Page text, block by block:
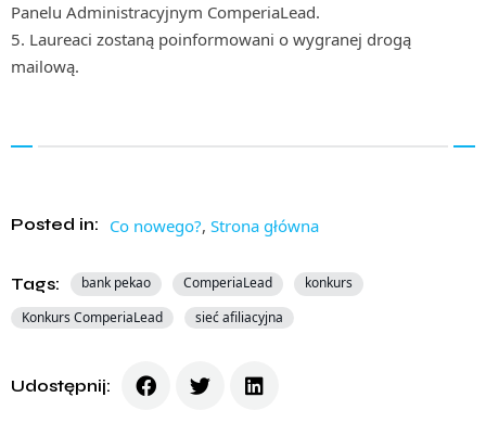
Panelu Administracyjnym ComperiaLead.
5. Laureaci zostaną poinformowani o wygranej drogą
mailową.
Posted in: Co nowego?, Strona główna
Tags: bank pekao ComperiaLead
konkurs
Konkurs ComperiaLead
sieć afiliacyjna
Udostępnij: